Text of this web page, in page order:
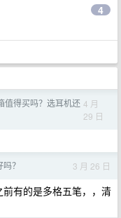
4
值得买吗？选耳机还 4 月
29 日
？ 3 月 26 日
有的是多格五笔，，清